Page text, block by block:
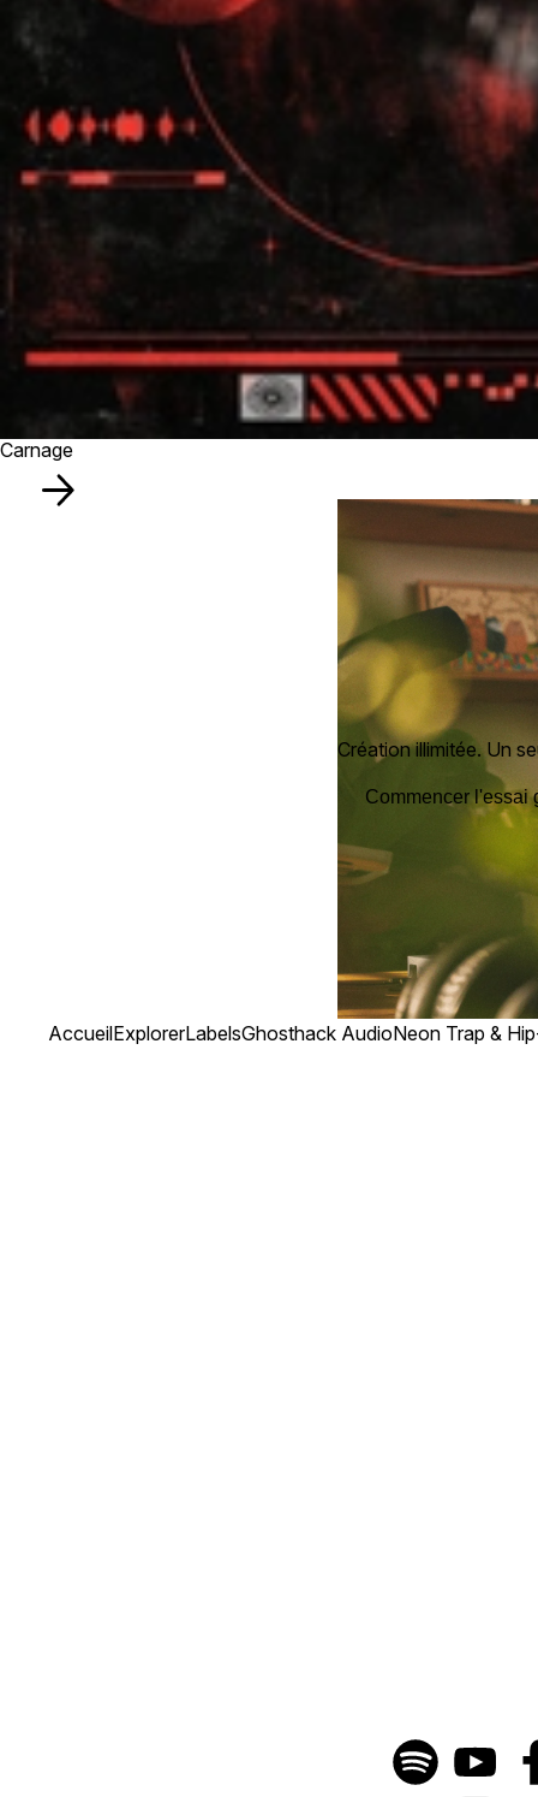
Carnage
Création illimitée. Un
Commencer l'essai
AccueilExplorerLabelsGhosthack AudioNeon Trap &